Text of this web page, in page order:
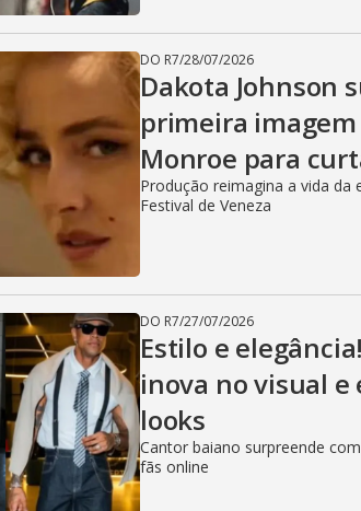
DO R7/28/07/2026
Dakota Johnson
primeira
Monroe para
Produção reimagina a vida da
Festival de Veneza
DO R7/27/07/2026
Estilo e
inova no visual e
looks
Cantor baiano surpreende
fãs online